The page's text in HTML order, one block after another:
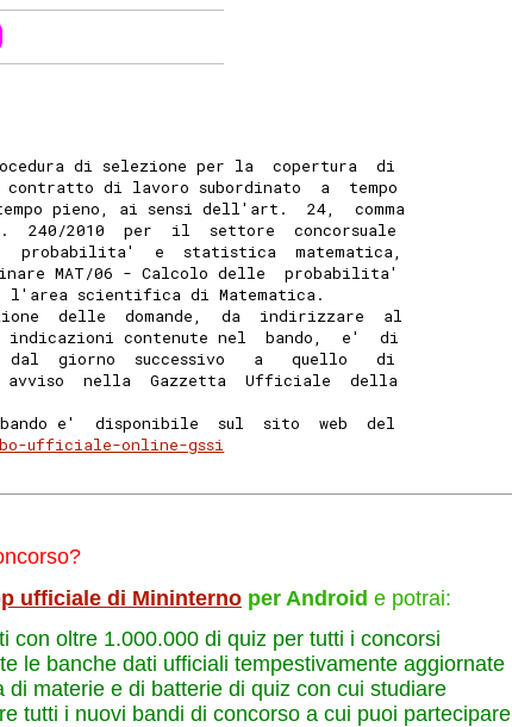
di selezione per la  copertura  di
di lavoro subordinato  a  tempo
pieno, ai sensi dell'art.  24,  comma
240/2010  per  il  settore  concorsuale
probabilita'  e  statistica  matematica,
MAT/06 - Calcolo delle  probabilita'
l'area scientifica di Matematica.
delle  domande,  da  indirizzare  al
indicazioni contenute nel  bando,  e'  di
giorno  successivo   a   quello   di
avviso  nella  Gazzetta  Ufficiale  della
e'  disponibile  sul  sito  web  del
ufficiale-online-gssi
ufficiale di Mininterno per Android e potrai:
con oltre 1.000.000 di quiz per tutti i concorsi
le banche dati ufficiali tempestivamente aggiornate
di materie e di batterie di quiz con cui studiare
tutti i nuovi bandi di concorso a cui puoi partecipare